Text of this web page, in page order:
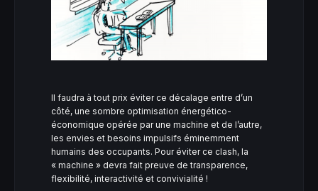
Il faudra à tout prix éviter ce décalage entre d’un
côté, une sombre optimisation énergético-
économique opérée par une machine et de l’autre,
les envies et besoins impulsifs éminemment
humains des occupants. Pour éviter ce clash, la
« machine » devra fait preuve de transparence,
flexibilité, interactivité et convivialité !